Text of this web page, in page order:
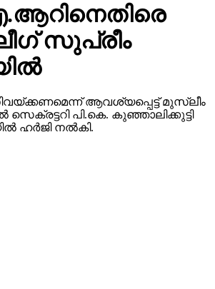
സുപ്രീം
ആവശ്യപ്പെട്ട് മുസ്ലീം
പി.കെ. കുഞ്ഞാലിക്കുട്ടി
ഹര്‍ജി നല്‍കി.